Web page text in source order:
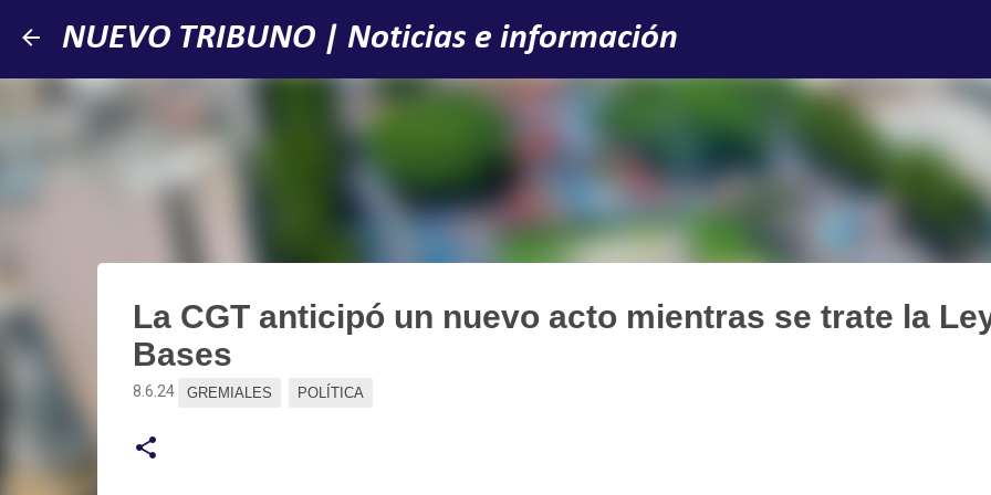
Ir al contenido principal
NUEVO TRIBUNO | Noticias e información
La CGT anticipó un nuevo acto mientras se trate la
Bases
8.6.24 GREMIALES POLÍTICA